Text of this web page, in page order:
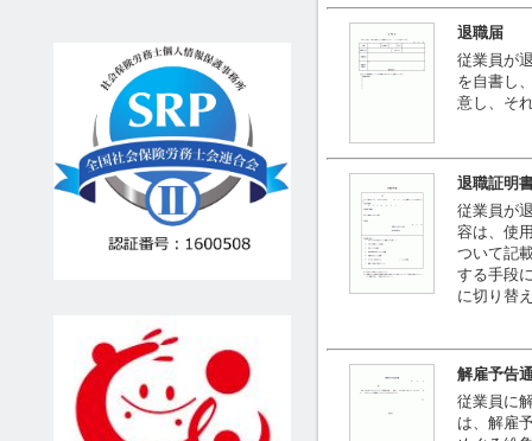
退職届
従業員が
を自書し
意し、そ
退職証明
従業員が
容は、使
ついて記
する手段
に切り替
解雇予告
従業員に
は、解雇